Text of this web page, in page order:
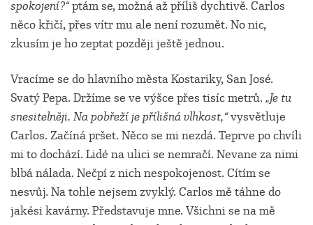
spokojení?“ptám se, možná až příliš dychtivě. Carlos
něco křičí, přes vítr mu ale není rozumět. No nic,
zkusím je ho zeptat později ještě jednou.
Vracíme se do hlavního města Kostariky, San José.
Svatý Pepa. Držíme se ve výšce přes tisíc metrů. „Je tu
snesitelněji. Na pobřeží je přílišná vlhkost,“vysvětluje
Carlos. Začíná pršet. Něco se mi nezdá. Teprve po chvíli
mi to dochází. Lidé na ulici se nemračí. Nevane za nimi
blbá nálada. Nečpí z nich nespokojenost. Cítím se
nesvůj. Na tohle nejsem zvyklý. Carlos mě táhne do
jakési kavárny. Představuje mne. Všichni se na mě